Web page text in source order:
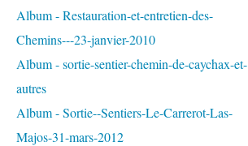
Album - Restauration-et-entretien-des-
Chemins---23-janvier-2010
Album - sortie-sentier-chemin-de-caychax-et-
autres
Album - Sortie--Sentiers-Le-Carrerot-Las-
Majos-31-mars-2012